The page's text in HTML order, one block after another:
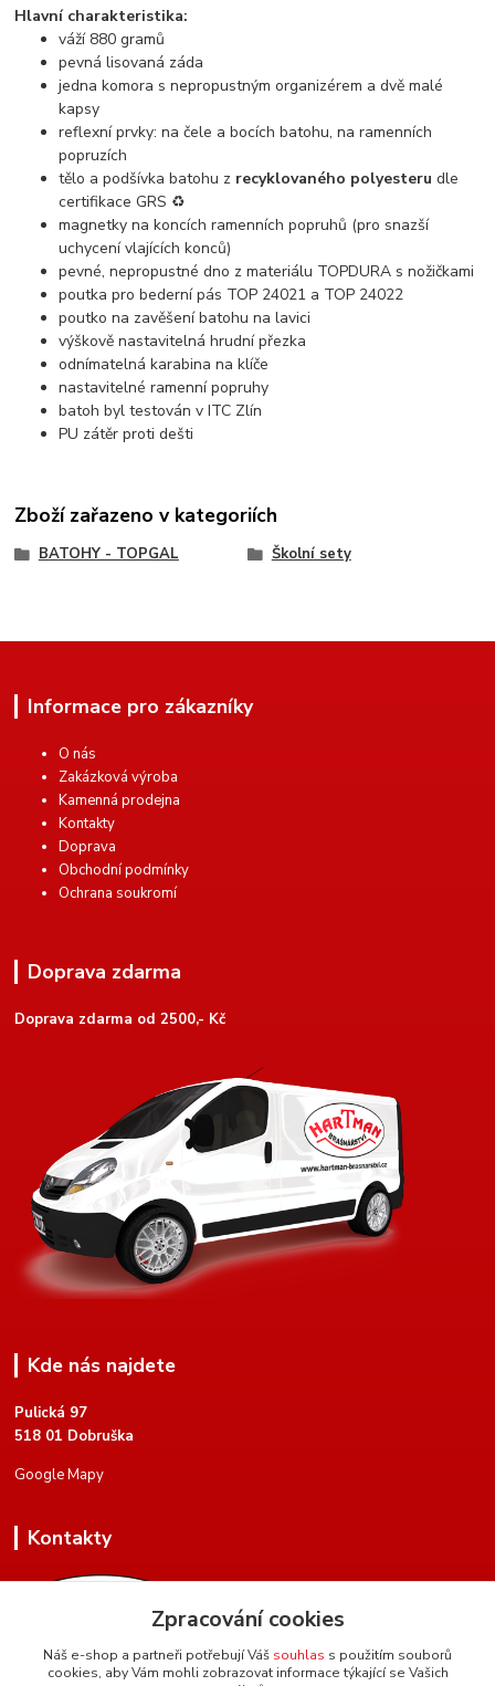
Hlavní charakteristika:
váží 880 gramů
pevná lisovaná záda
jedna komora s nepropustným organizérem a dvě malé
kapsy
reflexní prvky: na čele a bocích batohu, na ramenních
popruzích
tělo a podšívka batohu z recyklovaného polyesteru dle
certifikace GRS ♻️
magnetky na koncích ramenních popruhů (pro snazší
uchycení vlajících konců)
pevné, nepropustné dno z materiálu TOPDURA s nožičkami
poutka pro bederní pás TOP 24021 a TOP 24022
poutko na zavěšení batohu na lavici
výškově nastavitelná hrudní přezka
odnímatelná karabina na klíče
nastavitelné ramenní popruhy
batoh byl testován v ITC Zlín
PU zátěr proti dešti
Zboží zařazeno v kategoriích
BATOHY - TOPGAL Školní sety
Informace pro zákazníky
O nás
Zakázková výroba
Kamenná prodejna
Kontakty
Doprava
Obchodní podmínky
Ochrana soukromí
Doprava zdarma
Doprava zdarma od 2500,- Kč
Kde nás najdete
Pulická 97
518 01 Dobruška
Google Mapy
Kontakty
Zpracování cookies
Náš e-shop a partneři potřebují Váš souhlas s použitím souborů
cookies, aby Vám mohli zobrazovat informace týkající se Vašich